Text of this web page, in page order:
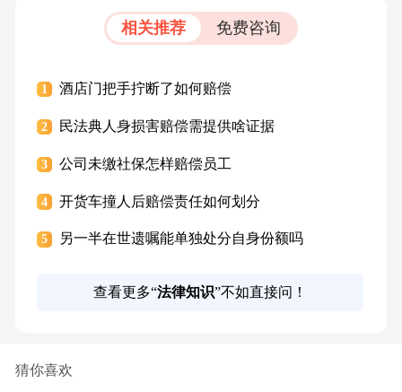
相关推荐 免费咨询
1 酒店门把手拧断了如何赔偿
2 民法典人身损害赔偿需提供啥证据
3 公司未缴社保怎样赔偿员工
4 开货车撞人后赔偿责任如何划分
5 另一半在世遗嘱能单独处分自身份额吗
查看更多“法律知识”不如直接问！
猜你喜欢